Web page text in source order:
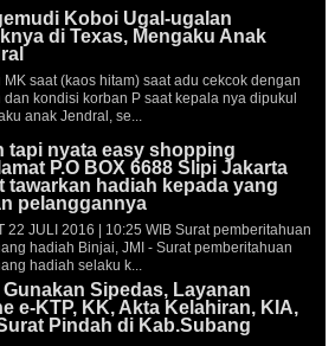
Koboi Ugal-ugalan
di Texas, Mengaku Anak
MK saat (kaos hitam) saat adu cekcok dengan
dan kondisi korban P saat kepala nya dipukul
anak Jendral, se...
tapi nyata easy shopping
P.O BOX 6688 Slipi Jakarta
tawarkan hadiah kepada yang
pelanggannya
22 JULI 2016 | 10:25 WIB Surat pemberitahuan
hadiah Binjai, JMI - Surat pemberitahuan
hadiah selaku k...
Gunakan Sipedas, Layanan
e-KTP, KK, Akta Kelahiran, KIA,
Pindah di Kab.Subang